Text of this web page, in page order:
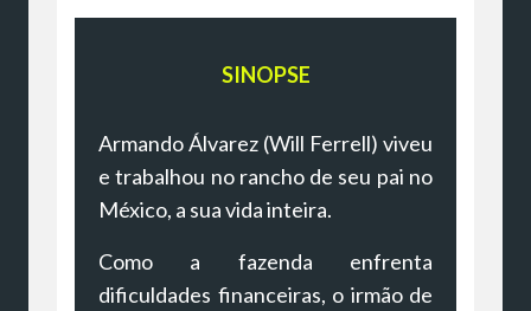
SINOPSE
Armando Álvarez (Will Ferrell) viveu
e trabalhou no rancho de seu pai no
México, a sua vida inteira.
Como a fazenda enfrenta
dificuldades financeiras, o irmão de